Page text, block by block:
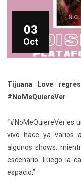
03
Oct
Tijuana Love
#NoMeQuiereVer
“#NoMeQuiereVer es
vivo hace ya varios
algunos shows,
escenario. Luego la
espacio.”